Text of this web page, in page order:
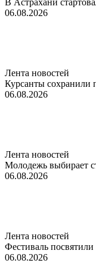
06.08.2026
Лента новостей
Курсанты сохранили
06.08.2026
Лента новостей
Молодежь выбирает
06.08.2026
Лента новостей
Фестиваль
06.08.2026